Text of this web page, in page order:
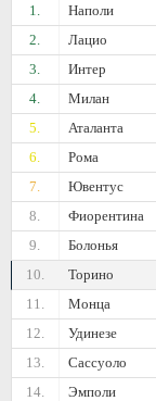
1. Наполи
2.
Лацио
3.
Интер
4.
Милан
5.
Аталанта
6.
Рома
7.
Ювентус
8.
Фиорентина
9.
Болонья
10.
Торино
11.
Монца
12.
Удинезе
13.
Сассуоло
14.
Эмполи